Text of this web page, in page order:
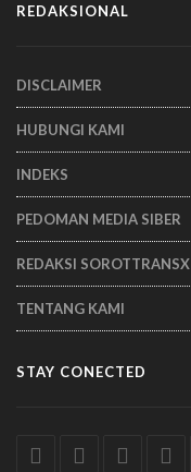
REDAKSIONAL
DISCLAIMER
HUBUNGI KAMI
INDEKS
PEDOMAN MEDIA SIBER
REDAKSI SOROTTRANSX
TENTANG KAMI
STAY CONECTED